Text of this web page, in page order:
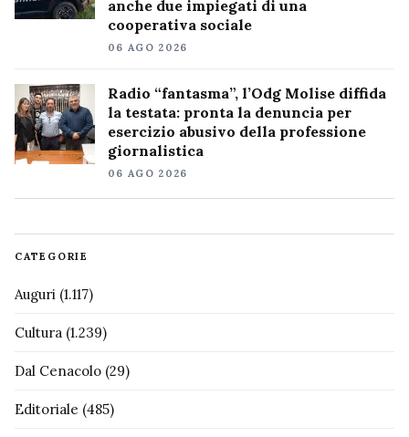
anche due impiegati di una
cooperativa sociale
06 AGO 2026
Radio “fantasma”, l’Odg Molise diffida
la testata: pronta la denuncia per
esercizio abusivo della professione
giornalistica
06 AGO 2026
CATEGORIE
Auguri (1.117)
Cultura (1.239)
Dal Cenacolo (29)
Editoriale (485)